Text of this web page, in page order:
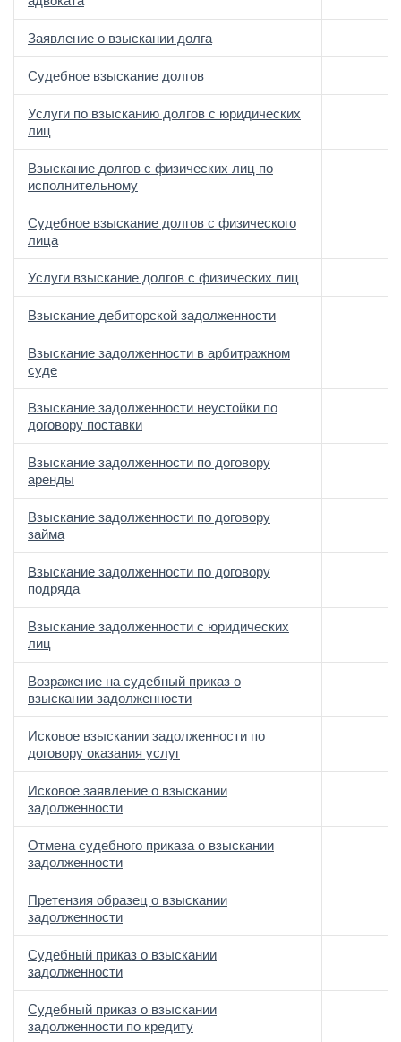
Заявление о взыскании долга
Судебное взыскание долгов
Услуги по взысканию долгов с юридических
лиц
Взыскание долгов с физических лиц по
исполнительному
Судебное взыскание долгов с физического
лица
Услуги взыскание долгов с физических лиц
Взыскание дебиторской задолженности
Взыскание задолженности в арбитражном
суде
Взыскание задолженности неустойки по
договору поставки
Взыскание задолженности по договору
аренды
Взыскание задолженности по договору
займа
Взыскание задолженности по договору
подряда
Взыскание задолженности с юридических
лиц
Возражение на судебный приказ о
взыскании задолженности
Исковое взыскании задолженности по
договору оказания услуг
Исковое заявление о взыскании
задолженности
Отмена судебного приказа о взыскании
задолженности
Претензия образец о взыскании
задолженности
Судебный приказ о взыскании
задолженности
Судебный приказ о взыскании
задолженности по кредиту